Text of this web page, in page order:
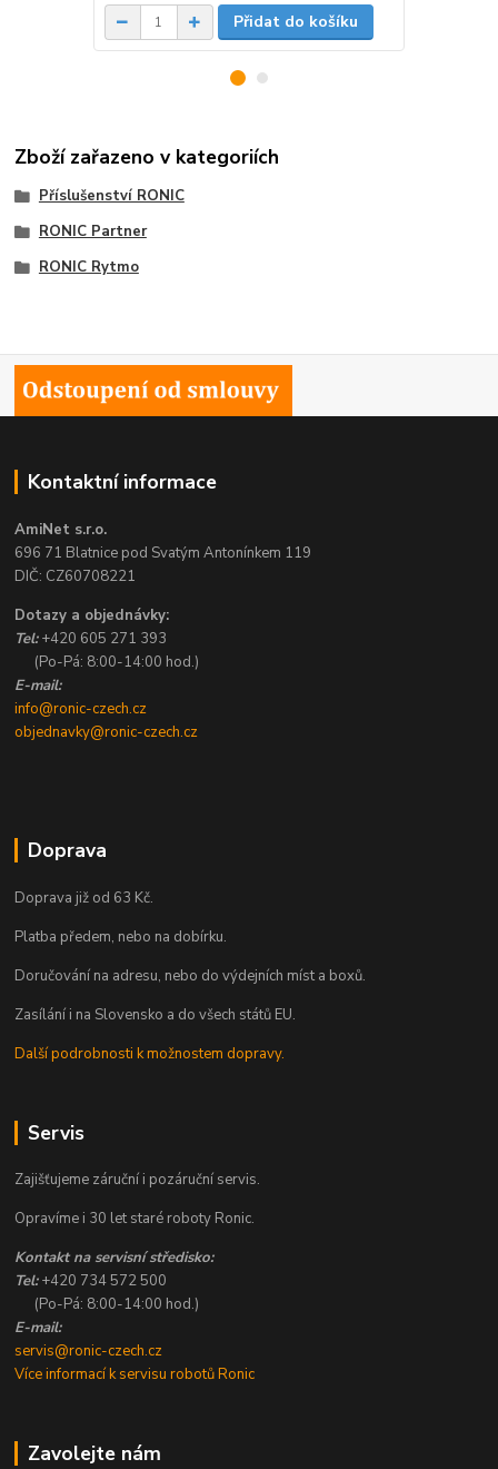
Přidat do košíku
Zboží zařazeno v kategoriích
Příslušenství RONIC
RONIC Partner
RONIC Rytmo
Kontaktní informace
AmiNet s.r.o.
696 71 Blatnice pod Svatým Antonínkem 119
DIČ: CZ60708221
Dotazy a objednávky:
Tel:+420 605 271 393
(Po-Pá: 8:00-14:00 hod.)
E-mail:
info@ronic-czech.cz
objednavky@ronic-czech.cz
Doprava
Doprava již od 63 Kč.
Platba předem, nebo na dobírku.
Doručování na adresu, nebo do výdejních míst a boxů.
Zasílání i na Slovensko a do všech států EU.
Další podrobnosti k možnostem dopravy.
Servis
Zajišťujeme záruční i pozáruční servis.
Opravíme i 30 let staré roboty Ronic.
Kontakt na servisní středisko:
Tel:+420 734 572 500
(Po-Pá: 8:00-14:00 hod.)
E-mail:
servis@ronic-czech.cz
Více informací k servisu robotů Ronic
Zavolejte nám